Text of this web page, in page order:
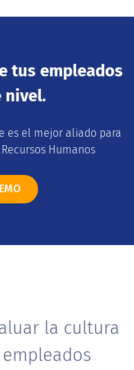
tus empleados
nivel.
es el mejor aliado para
Humanos
la cultura